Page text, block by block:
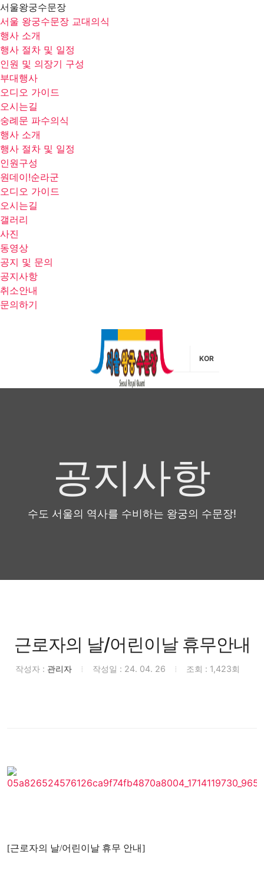
서울왕궁수문장
서울 왕궁수문장 교대의식
행사 소개
행사 절차 및 일정
인원 및 의장기 구성
부대행사
오디오 가이드
오시는길
숭례문 파수의식
행사 소개
행사 절차 및 일정
인원구성
원데이!순라군
오디오 가이드
오시는길
갤러리
사진
동영상
공지 및 문의
공지사항
취소안내
문의하기
KOR
공지사항
수도 서울의 역사를 수비하는 왕궁의 수문장!
근로자의 날/어린이날 휴무안내
작성자 : 관리자 작성일 : 24. 04. 26 조회 : 1,423회
[근로자의 날/어린이날 휴무 안내]